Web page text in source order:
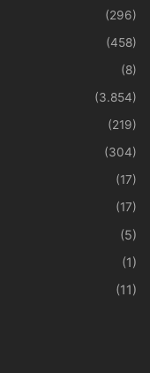
(296)
(458)
(8)
(3.854)
(219)
(304)
(17)
(17)
(5)
(1)
(11)